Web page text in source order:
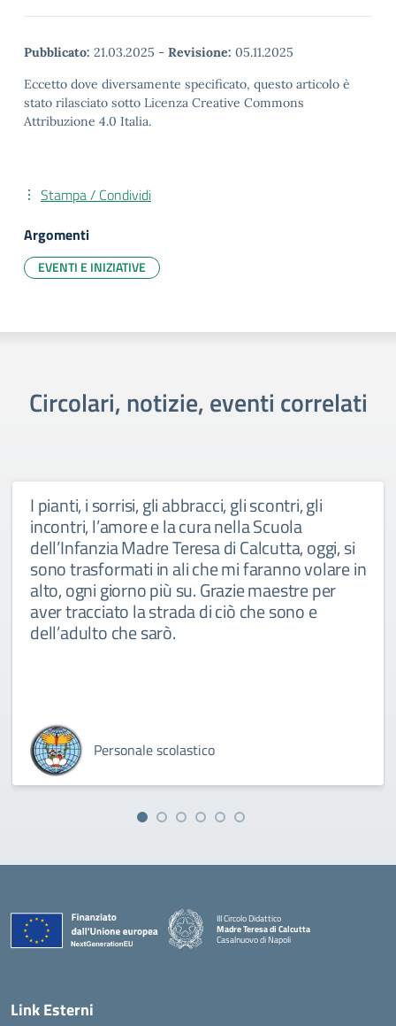
Pubblicato: 21.03.2025 - Revisione: 05.11.2025
Eccetto dove diversamente specificato, questo articolo è
stato rilasciato sotto Licenza Creative Commons
Attribuzione 4.0 Italia.
Stampa / Condividi
Argomenti
EVENTI E INIZIATIVE
Circolari, notizie, eventi correlati
I pianti, i sorrisi, gli abbracci, gli scontri, gli
incontri, l’amore e la cura nella Scuola
dell’Infanzia Madre Teresa di Calcutta, oggi, si
sono trasformati in ali che mi faranno volare in
alto, ogni giorno più su. Grazie maestre per
aver tracciato la strada di ciò che sono e
dell’adulto che sarò.
Personale scolastico
III Circolo Didattico
Madre Teresa di Calcutta
Casalnuovo di Napoli
— Visita la pagina iniziale della scuola
Link Esterni